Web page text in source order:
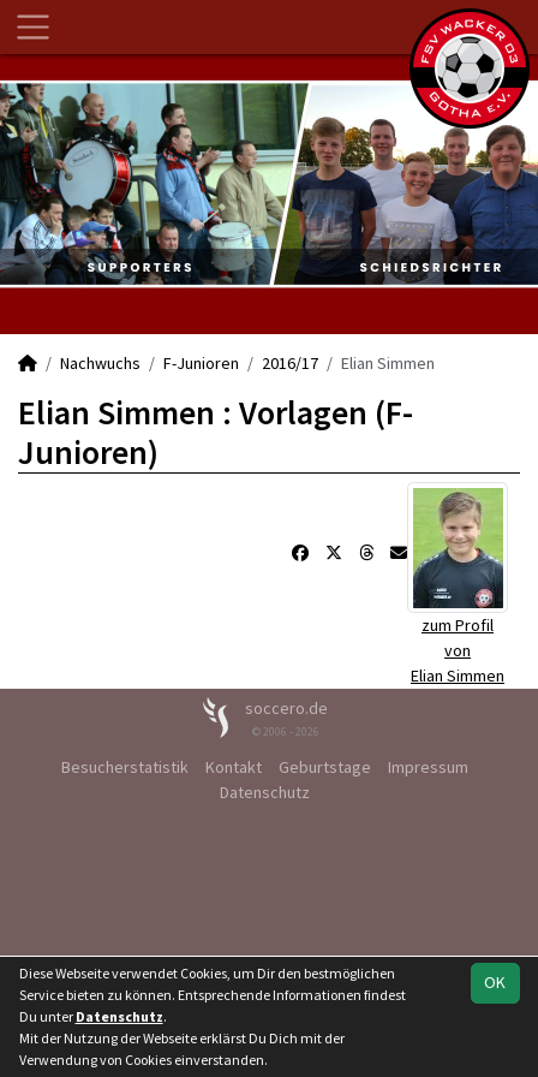
Nachwuchs F-Junioren 2016/17 Elian Simmen
Elian Simmen : Vorlagen (F-
Junioren)
zum Profil
von
Elian Simmen
soccero.de
© 2006 - 2026
Besucherstatistik Kontakt Geburtstage
Impressum
Datenschutz
OK
Diese Webseite verwendet Cookies, um Dir den bestmöglichen
Service bieten zu können. Entsprechende Informationen findest
Du unter Datenschutz.
Mit der Nutzung der Webseite erklärst Du Dich mit der
Verwendung von Cookies einverstanden.